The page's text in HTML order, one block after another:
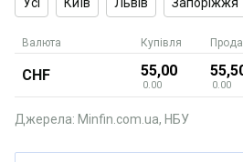
Валюта Купівля
CHF 55,00
0.00 0.00
Джерела: Minfin.com.ua, НБУ